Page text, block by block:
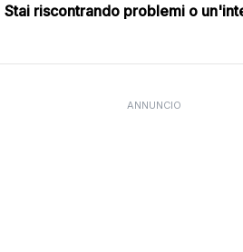
Stai riscontrando problemi o
ANNUNCIO